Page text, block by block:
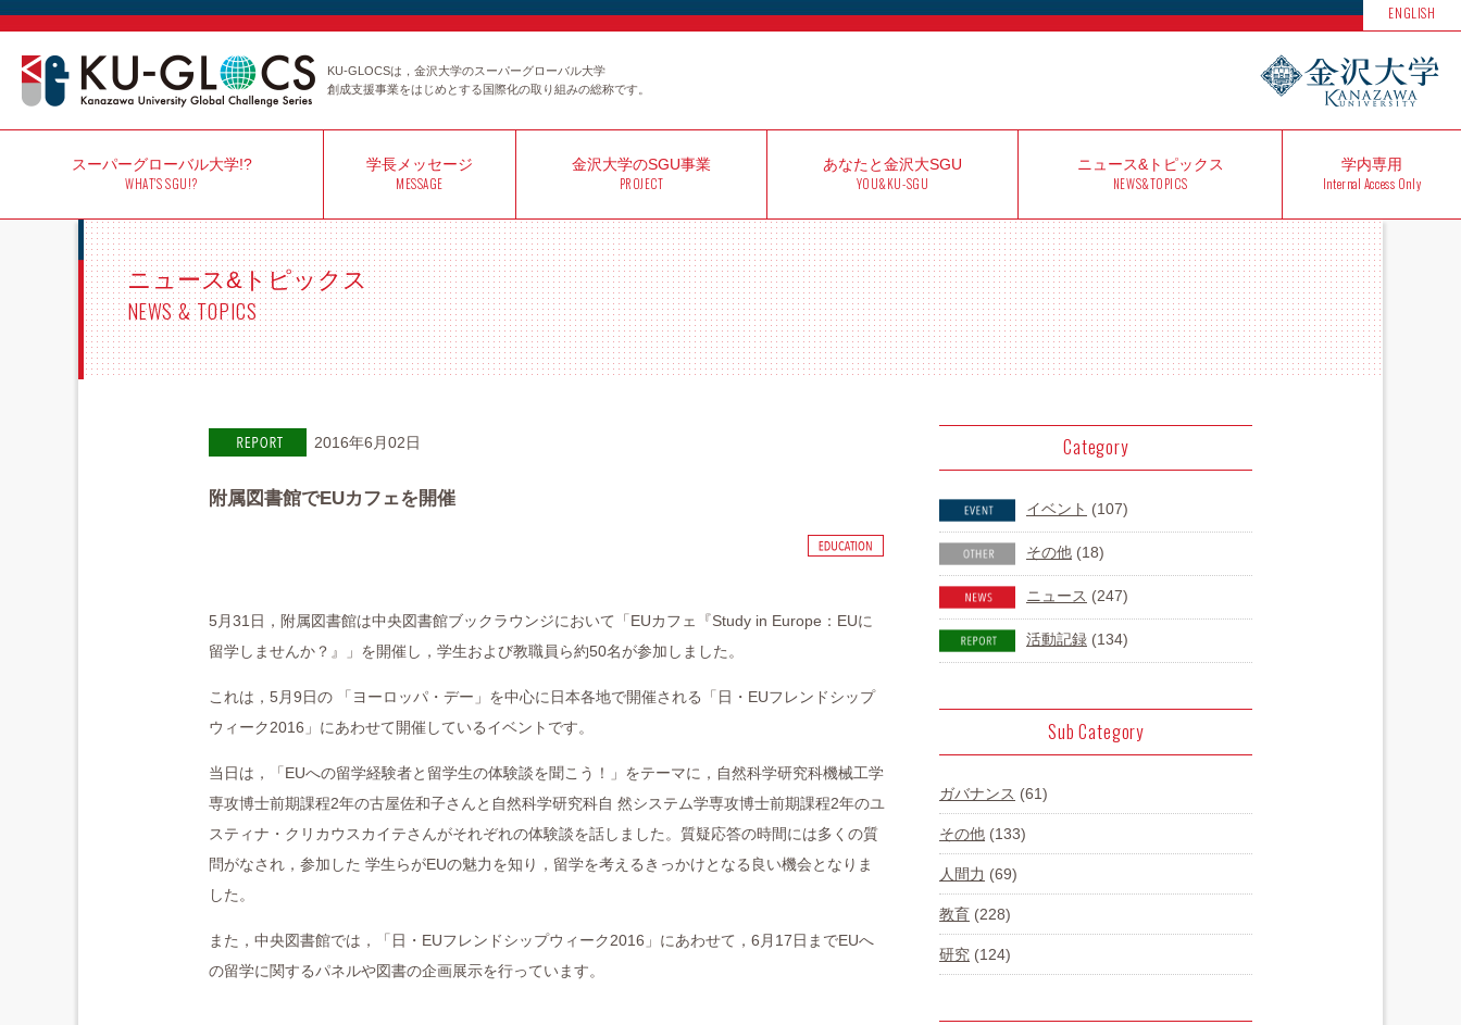
ENGLISH
KU-GLOCSは，金沢大学のスーパーグローバル大学
創成支援事業をはじめとする国際化の取り組みの総称です。
スーパーグローバル大学!?
WHAT'S SGU!?
学長メッセージ
MESSAGE
金沢大学のSGU事業
PROJECT
あなたと金沢大SGU
YOU&KU-SGU
ニュース&トピックス
NEWS&TOPICS
学内専用
Internal Access Only
ニュース&トピックス
NEWS & TOPICS
2016年6月02日
附属図書館でEUカフェを開催
5月31日，附属図書館は中央図書館ブックラウンジにおいて「EUカフェ『Study in Europe：EUに
留学しませんか？』」を開催し，学生および教職員ら約50名が参加しました。
これは，5月9日の 「ヨーロッパ・デー」を中心に日本各地で開催される「日・EUフレンドシップ
ウィーク2016」にあわせて開催しているイベントです。
当日は，「EUへの留学経験者と留学生の体験談を聞こう！」をテーマに，自然科学研究科機械工学
専攻博士前期課程2年の古屋佐和子さんと自然科学研究科自 然システム学専攻博士前期課程2年のユ
スティナ・クリカウスカイテさんがそれぞれの体験談を話しました。質疑応答の時間には多くの質
問がなされ，参加した 学生らがEUの魅力を知り，留学を考えるきっかけとなる良い機会となりま
した。
また，中央図書館では，「日・EUフレンドシップウィーク2016」にあわせて，6月17日までEUへ
の留学に関するパネルや図書の企画展示を行っています。
Category
イベント (107)
その他 (18)
ニュース (247)
活動記録 (134)
Sub Category
ガバナンス (61)
その他 (133)
人間力 (69)
教育 (228)
研究 (124)